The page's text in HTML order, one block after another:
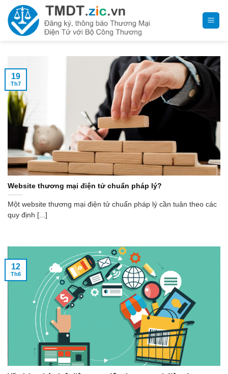
qua
nội
Website thương mại điện tử chuẩn pháp lý?
Một website thương mại điện tử chuẩn pháp lý cần tuân theo các
quy định [...]
19
Th7
12
Th6